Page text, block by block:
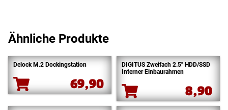
Ähnliche Produkte
Delock M.2 Dockingstation
69,90
DIGITUS Zweifach 2.5″ HDD/SSD
Interner Einbaurahmen
8,90